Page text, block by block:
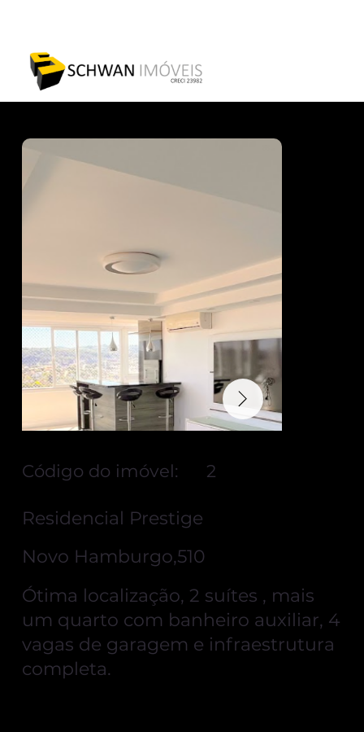
Residencial Prestige
Código do imóvel: 2
Novo Hamburgo,510
Ótima localização, 2 suítes , mais
um quarto com banheiro auxiliar, 4
vagas de garagem e infraestrutura
completa.